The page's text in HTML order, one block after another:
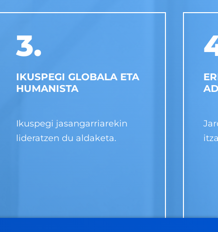
3.
IKUSPEGI GLOBALA ETA
HUMANISTA
Ikuspegi jasangarriarekin
lideratzen du aldaketa.